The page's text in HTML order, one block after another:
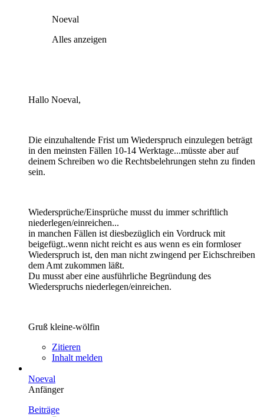
Noeval
Alles anzeigen
Hallo Noeval,
Die einzuhaltende Frist um Wiederspruch einzulegen beträgt
in den meinsten Fällen 10-14 Werktage...müsste aber auf
deinem Schreiben wo die Rechtsbelehrungen stehn zu finden
sein.
Wiedersprüche/Einsprüche musst du immer schriftlich
niederlegen/einreichen...
in manchen Fällen ist diesbezüglich ein Vordruck mit
beigefügt..wenn nicht reicht es aus wenn es ein formloser
Wiederspruch ist, den man nicht zwingend per Eichschreiben
dem Amt zukommen läßt.
Du musst aber eine ausführliche Begründung des
Wiederspruchs niederlegen/einreichen.
Gruß kleine-wölfin
Zitieren
Inhalt melden
Noeval
Anfänger
Beiträge